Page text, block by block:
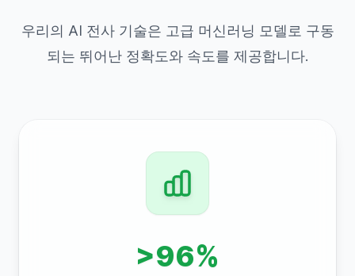
우리의 AI 전사 기술은 고급 머신러닝 모델로 구동
되는 뛰어난 정확도와 속도를 제공합니다.
>96%